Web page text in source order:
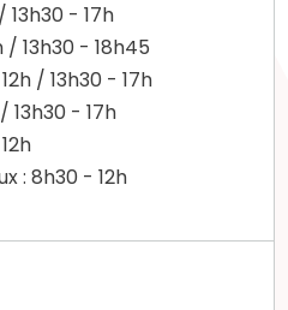
13h30 - 17h
13h30 - 18h45
/ 13h30 - 17h
13h30 - 17h
: 8h30 - 12h